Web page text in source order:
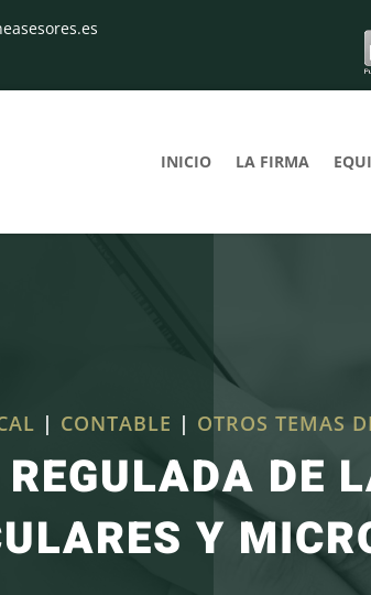
INICIO LA FIRMA
| CONTABLE | OTROS TEMAS
DE
Y